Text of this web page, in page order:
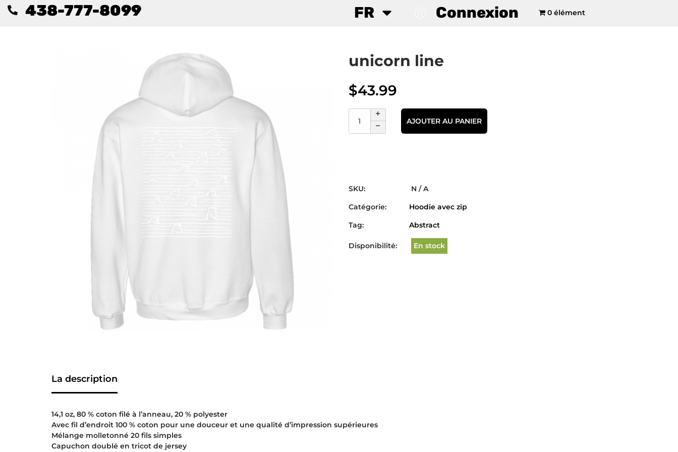
438-777-8099 FR Connexion 0 élément
unicorn line
$43.99
AJOUTER AU PANIER
SKU:
N / A
Catégorie:
Hoodie avec zip
Tag:
Abstract
Disponibilité: En stock
La description
14,1 oz, 80 % coton filé à l’anneau, 20 % polyester
Avec fil d’endroit 100 % coton pour une douceur et une qualité d’impression supérieures
Mélange molletonné 20 fils simples
Capuchon doublé en tricot de jersey